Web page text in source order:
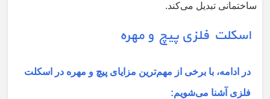
ساختمانی تبدیل می‌کند.
اسکلت فلزی پیچ و مهره
در ادامه، با برخی از مهم‌ترین مزایای پیچ و مهره در اسکلت
فلزی آشنا می‌شویم: